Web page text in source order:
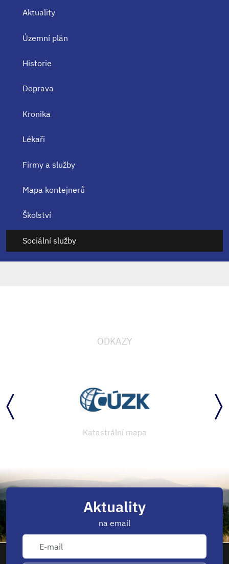
Aktuality
Územní plán
Historie
Doprava
Kronika
Lékaři
Firmy a služby
Mapa kontejnerů
Školství
Sociální služby
ODKAZY
Katastrální mapa
Aktuality
na email